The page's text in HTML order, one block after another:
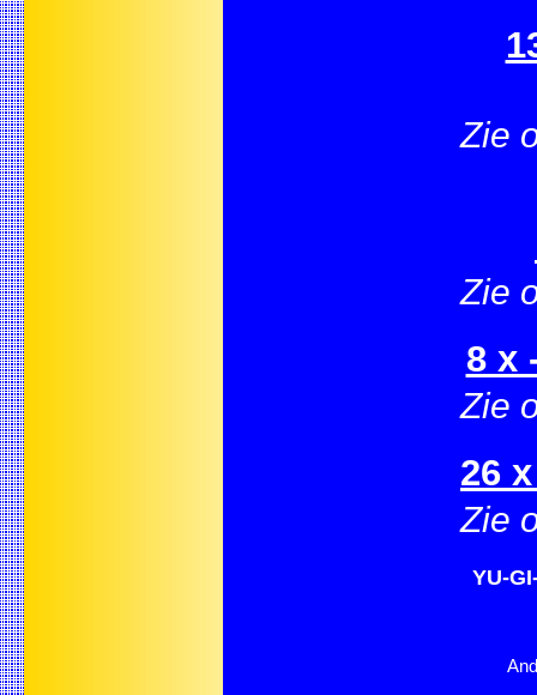
Zie
Zie
8 x
Zie
26
Zie
YU-